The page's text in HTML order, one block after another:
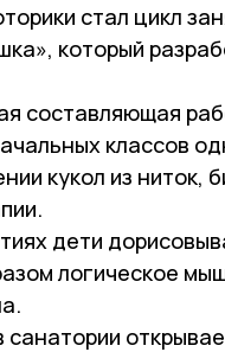
стал цикл
который
составляющая
классов
кукол из
дети
логическое
санатории